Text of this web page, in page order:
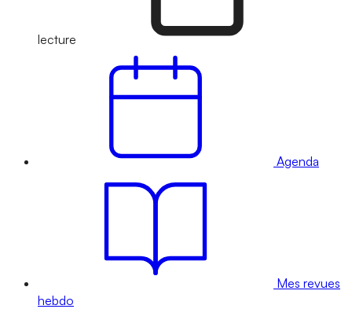
lecture
Agenda
Mes revues
hebdo